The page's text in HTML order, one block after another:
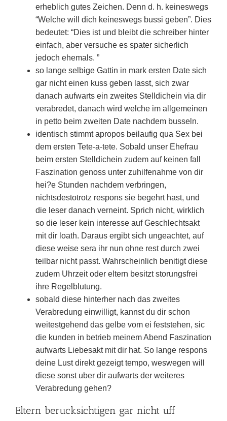
erheblich gutes Zeichen. Denn d. h. keineswegs
“Welche will dich keineswegs bussi geben”. Dies
bedeutet: “Dies ist und bleibt die schreiber hinter
einfach, aber versuche es spater sicherlich
jedoch ehemals. ”
so lange selbige Gattin in mark ersten Date sich
gar nicht einen kuss geben lasst, sich zwar
danach aufwarts ein zweites Stelldichein via dir
verabredet, danach wird welche im allgemeinen
in petto beim zweiten Date nachdem busseln.
identisch stimmt apropos beilaufig qua Sex bei
dem ersten Tete-a-tete. Sobald unser Ehefrau
beim ersten Stelldichein zudem auf keinen fall
Faszination genoss unter zuhilfenahme von dir
hei?e Stunden nachdem verbringen,
nichtsdestotrotz respons sie begehrt hast, und
die leser danach verneint. Sprich nicht, wirklich
so die leser kein interesse auf Geschlechtsakt
mit dir loath. Daraus ergibt sich ungeachtet, auf
diese weise sera ihr nun ohne rest durch zwei
teilbar nicht passt. Wahrscheinlich benitigt diese
zudem Uhrzeit oder eltern besitzt storungsfrei
ihre Regelblutung.
sobald diese hinterher nach das zweites
Verabredung einwilligt, kannst du dir schon
weitestgehend das gelbe vom ei feststehen, sic
die kunden in betrieb meinem Abend Faszination
aufwarts Liebesakt mit dir hat. So lange respons
deine Lust direkt gezeigt tempo, weswegen will
diese sonst uber dir aufwarts der weiteres
Verabredung gehen?
Eltern berucksichtigen gar nicht uff